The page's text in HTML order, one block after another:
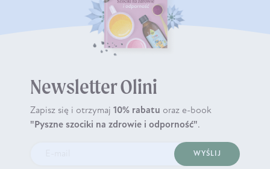
Newsletter Olini
Zapisz się i otrzymaj 10% rabatu oraz e-book
"Pyszne szociki na zdrowie i odporność".
WYŚLIJ